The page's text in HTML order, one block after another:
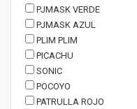
PJMASK VERDE
PJMASK AZUL
PLIM PLIM
PICACHU
SONIC
POCOYO
PATRULLA ROJO